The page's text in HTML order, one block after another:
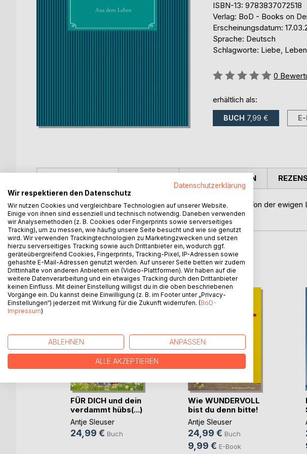
ISBN-13: 9783837072518
Verlag: BoD - Books on
Erscheinungsdatum:
Sprache: Deutsch
Schlagworte: Liebe,
Bewertung::
0
erhältlich als:
BUCH 7,99 €
Gedichte vom und für das Leben. Mal traurig, mal heiter. Von der
Krebsstation, vom Engel im BMW......
PRESSESTIMMEN
WEITERE TITEL BEIBoD
FÜR DICH und dein
verdammt hübs(...)
Antje Sleuser
24,99 € Buch
Wie WUNDERVOLL
bist du denn bitte!
Antje Sleuser
24,99 € Buch
9,99 € E-Book
Datenschutzerklärung
Wir respektieren den Datenschutz
Wir nutzen Cookies und vergleichbare Technologien auf unserer Website.
Einige von ihnen sind essenziell und technisch notwendig. Daneben verwenden
wir Analysemethoden (z. B. Cookies oder Fingerprints sowie serverseitiges
Tracking), um zu messen, wie häufig unsere Seite besucht und wie sie genutzt
wird. Wir verwenden Trackingtechnologien zu Marketingzwecken und setzen
hierzu serverseitiges Tracking sowie auch Drittanbieter ein, wodurch ggf.
geräteübergreifend Cookies, Fingerprints, Tracking-Pixel, IP-Adressen sowie
gehashte E-Mail-Adressen genutzt werden. Auf unserer Seite betten wir zudem
Drittinhalte von anderen Anbietern ein (Video-Plattformen). Wir haben auf die
weitere Datenverarbeitung und ein etwaiges Tracking durch den Drittanbieter
keinen Einfluss. Mit deiner Einstellung willigst du in die oben beschriebenen
Vorgänge ein. Du kannst deine Einwilligung (z. B. im Footer unter „Privacy-
Einstellungen“) jederzeit mit Wirkung für die Zukunft widerrufen. (BoD-
Impressum)
ABLEHNEN ANPASSEN
ALLE AKZEPTIEREN